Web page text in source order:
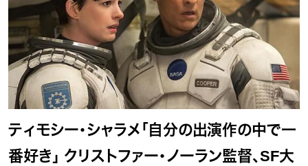
ティモシー・シャラメ「自分の出演作の中で一
番好き」 クリストファー・ノーラン監督、SF大